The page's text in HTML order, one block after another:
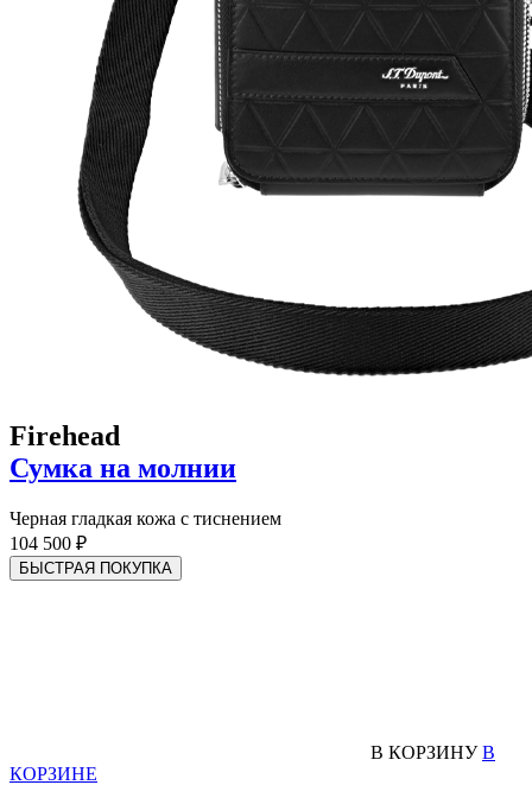
Firehead
Сумка на молнии
Черная гладкая кожа с тиснением
104 500 ₽
БЫСТРАЯ ПОКУПКА
В КОРЗИНУ В
КОРЗИНЕ